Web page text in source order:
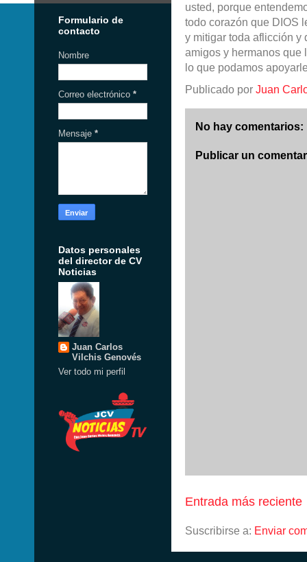
usted, porque
todo corazón que DIOS
y mitigar toda aflicción y
amigos y hermanos que
lo que podamos
Publicado por Juan
No hay comentarios:
Publicar un
Entrada más reciente
Suscribirse a: Enviar
Formulario de
contacto
Nombre
Correo electrónico *
Mensaje *
Datos personales
del director de CV
Noticias
Juan Carlos
Vilchis Genovés
Ver todo mi perfil